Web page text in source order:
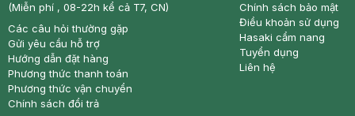
(Miễn phí , 08-22h kể cả T7, CN)
Các câu hỏi thường gặp
Gửi yêu cầu hỗ trợ
Hướng dẫn đặt hàng
Phương thức thanh toán
Phương thức vận chuyển
Chính sách đổi trả
Chính sách bảo mật
Điều khoản sử dụng
Hasaki cẩm nang
Tuyển dụng
Liên hệ